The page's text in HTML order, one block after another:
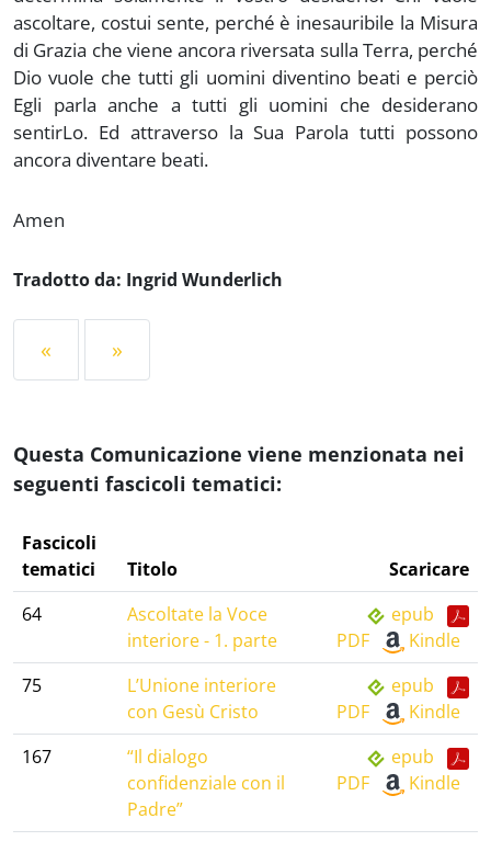
ascoltare, costui sente, perché è inesauribile la Misura
di Grazia che viene ancora riversata sulla Terra, perché
Dio vuole che tutti gli uomini diventino beati e perciò
Egli parla anche a tutti gli uomini che desiderano
sentirLo. Ed attraverso la Sua Parola tutti possono
ancora diventare beati.
Amen
Tradotto da: Ingrid Wunderlich
« »
Questa Comunicazione viene menzionata nei
seguenti fascicoli tematici:
Fascicoli
tematici
Titolo
Scaricare
64
Ascoltate la Voce
interiore - 1. parte
epub
PDF
Kindle
75
L’Unione interiore
con Gesù Cristo
epub
PDF
Kindle
167
“Il dialogo
confidenziale con il
Padre”
epub
PDF
Kindle